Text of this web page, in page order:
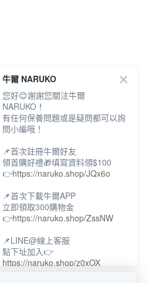
牛爾 NARUKO
您好😊謝謝您關注牛爾
NARUKO！
有任何保養問題或是疑問都可以詢
問小編哦！
📌首次註冊牛爾好友
領首購好禮🎁填寫資料領$100
👉https://naruko.shop/JQx6o
📌首次下載牛爾APP
立即領取300購物金
👉https://naruko.shop/ZssNW
📌LINE@線上客服
點下址加入👉
https://naruko.shop/z0xOX